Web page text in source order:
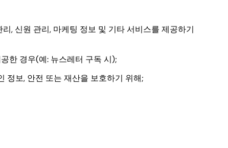
, 신원 관리, 마케팅 정보 및 기타 서비스를 제공하기
한 경우(예: 뉴스레터 구독 시);
정보, 안전 또는 재산을 보호하기 위해;